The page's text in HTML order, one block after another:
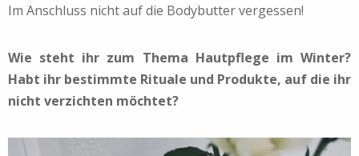
Im Anschluss nicht auf die Bodybutter vergessen!
Wie steht ihr zum Thema Hautpflege im Winter?
Habt ihr bestimmte Rituale und Produkte, auf die ihr
nicht verzichten möchtet?